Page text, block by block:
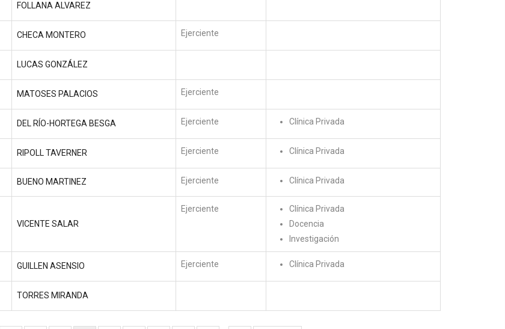
FOLLANA ALVAREZ
CHECA MONTERO Ejerciente
LUCAS GONZÁLEZ
MATOSES PALACIOS Ejerciente
DEL RÍO-HORTEGA BESGA Ejerciente Clínica Privada
RIPOLL TAVERNER Ejerciente Clínica Privada
BUENO MARTINEZ Ejerciente Clínica Privada
VICENTE SALAR
Ejerciente
Clínica Privada
Docencia
Investigación
GUILLEN ASENSIO Ejerciente Clínica Privada
TORRES MIRANDA